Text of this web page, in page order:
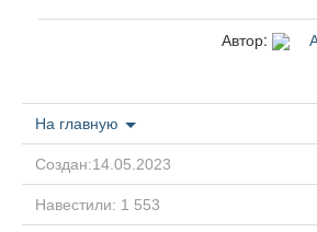
Автор:
На главную
Создан:14.05.2023
Навестили: 1 553